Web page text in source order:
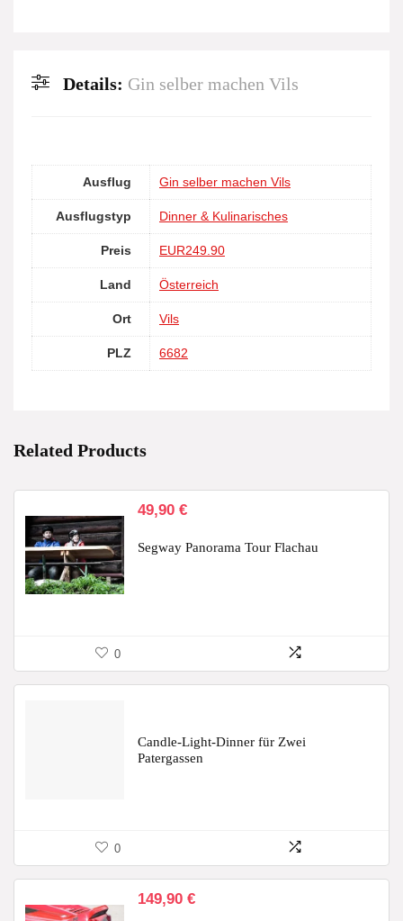
Details: Gin selber machen Vils
Ausflug Gin selber machen Vils
Ausflugstyp Dinner & Kulinarisches
Preis EUR249.90
Land Österreich
Ort Vils
PLZ 6682
Related Products
49,90 €
Segway Panorama Tour Flachau
0
Candle-Light-Dinner für Zwei
Patergassen
0
149,90 €